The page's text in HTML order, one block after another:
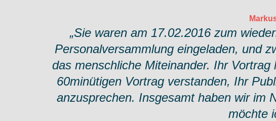
„Sie waren am 17.02.2016 zum
Personalversammlung eingeladen, und
das menschliche Miteinander. Ihr
60minütigen Vortrag verstanden, Ihr
anzusprechen. Insgesamt haben wir im
möchte